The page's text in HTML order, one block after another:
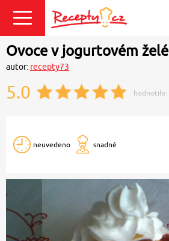
Přihlásit se
Ovoce v jogurtovém želé
autor: recepty73
5.0 hodnotilo:
neuvedeno snadné